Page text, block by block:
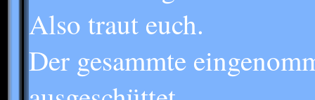
Also traut euch.
Der gesammte